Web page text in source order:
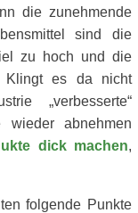
die zunehmende
sind die
zu hoch und die
Klingt es da nicht
„verbesserte“
wieder abnehmen
dick machen,
folgende Punkte